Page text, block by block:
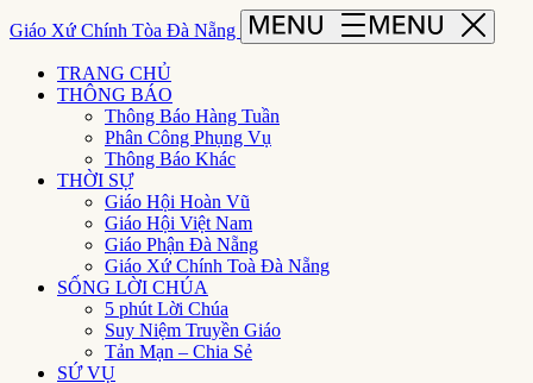
Giáo Xứ Chính Tòa Đà Nẵng
TRANG CHỦ
THÔNG BÁO
Thông Báo Hàng Tuần
Phân Công Phụng Vụ
Thông Báo Khác
THỜI SỰ
Giáo Hội Hoàn Vũ
Giáo Hội Việt Nam
Giáo Phận Đà Nẵng
Giáo Xứ Chính Toà Đà Nẵng
SỐNG LỜI CHÚA
5 phút Lời Chúa
Suy Niệm Truyền Giáo
Tản Mạn – Chia Sẻ
SỨ VỤ